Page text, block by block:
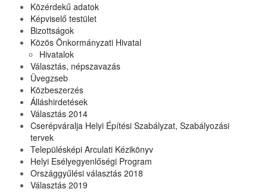
Közérdekű adatok
Képviselő testület
Bizottságok
Közös Önkormányzati Hivatal
Hivatalok
Választás, népszavazás
Üvegzseb
Közbeszerzés
Álláshirdetések
Választás 2014
Cserépváralja Helyi Építési Szabályzat, Szabályozási
tervek
Településképi Arculati Kézikönyv
Helyi Esélyegyenlőségi Program
Országgyűlési választás 2018
Választás 2019